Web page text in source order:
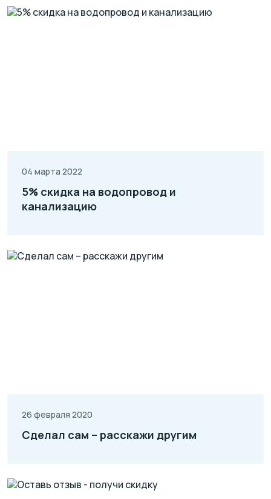
04 марта 2022
5% скидка на водопровод и
канализацию
26 февраля 2020
Сделал сам – расскажи другим